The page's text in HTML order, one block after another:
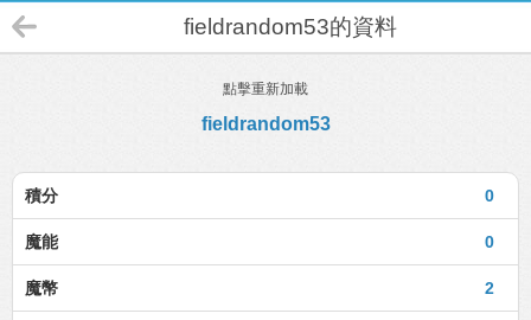
fieldrandom53的資料
點擊重新加載
fieldrandom53
0
積分
0
魔能
2
魔幣